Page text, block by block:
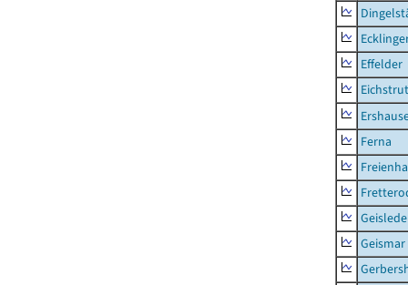
Effelder
Ferna
Geismar